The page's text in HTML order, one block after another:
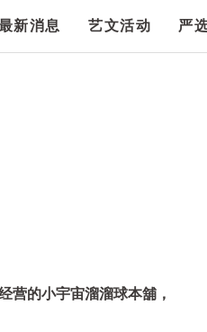
新消息 艺文活动 严
营的小宇宙溜溜球本舖，